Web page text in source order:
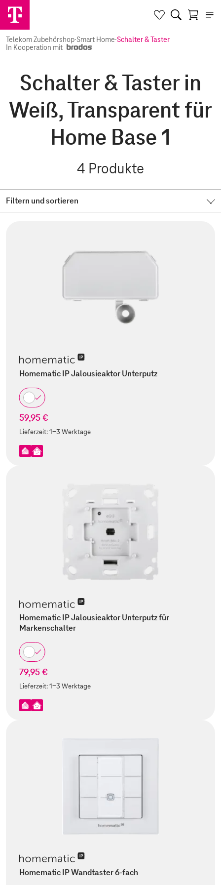
Telekom Zubehörshop·Smart Home·Schalter & Taster
In Kooperation mit
Schalter & Taster in
Weiß, Transparent für
Home Base 1
4 Produkte
Filtern und sortieren
Homematic IP Jalousieaktor Unterputz
59,95 €
Lieferzeit:1-3 Werktage
Homematic IP Jalousieaktor Unterputz für
Markenschalter
79,95 €
Lieferzeit:1-3 Werktage
Homematic IP Wandtaster 6-fach